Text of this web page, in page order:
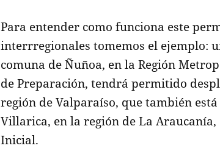
Para entender como funciona este
interrregionales tomemos el ejemplo:
comuna de Ñuñoa, en la Región
de Preparación, tendrá permitido
región de Valparaíso, que también
Villarica, en la región de La
Inicial.